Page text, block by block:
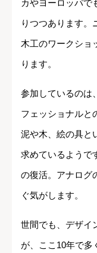
カやヨーロッパで
りつつあります。
木工のワークショ
ります。
参加しているのは
フェッショナルと
泥や木、絵の具と
求めているようで
の復活。アナログ
ぐ気がします。
世間でも、デザイ
が、ここ10年で多